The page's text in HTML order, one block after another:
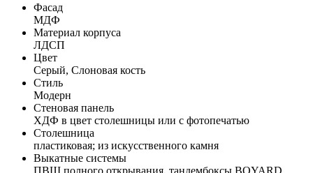
Фасад
МДФ
Материал корпуса
ЛДСП
Цвет
Серый, Слоновая кость
Стиль
Модерн
Стеновая панель
ХДФ в цвет столешницы или с фотопечатью
Столешница
пластиковая; из искусственного камня
Выкатные системы
ПВШ полного открывания, тандембоксы BOYARD